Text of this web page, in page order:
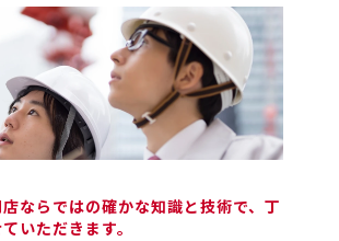
ならではの確かな知識と技術で、丁
いただきます。